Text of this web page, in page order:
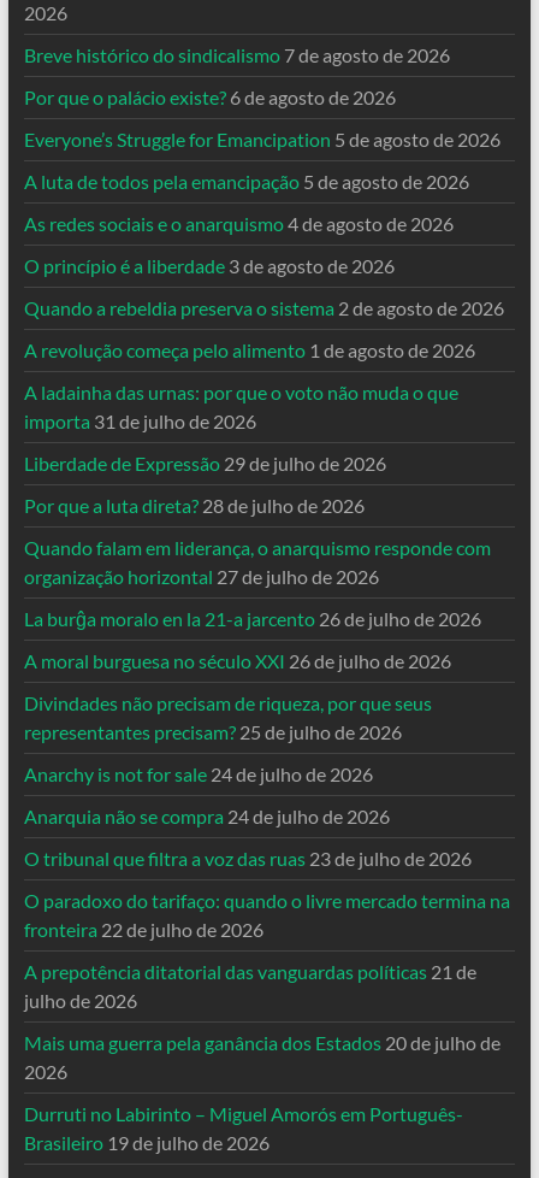
2026
Breve histórico do sindicalismo 7 de agosto de 2026
Por que o palácio existe? 6 de agosto de 2026
Everyone’s Struggle for Emancipation 5 de agosto de 2026
A luta de todos pela emancipação 5 de agosto de 2026
As redes sociais e o anarquismo4 de agosto de 2026
O princípio é a liberdade 3 de agosto de 2026
Quando a rebeldia preserva o sistema 2 de agosto de 2026
A revolução começa pelo alimento 1 de agosto de 2026
A ladainha das urnas: por que o voto não muda o que
importa 31 de julho de 2026
Liberdade de Expressão 29 de julho de 2026
Por que a luta direta? 28 de julho de 2026
Quando falam em liderança, o anarquismo responde com
organização horizontal 27 de julho de 2026
La burĝa moralo en la 21-a jarcento 26 de julho de 2026
A moral burguesa no século XXI 26 de julho de 2026
Divindades não precisam de riqueza, por que seus
representantes precisam? 25 de julho de 2026
Anarchy is not for sale 24 de julho de 2026
Anarquia não se compra 24 de julho de 2026
O tribunal que filtra a voz das ruas 23 de julho de 2026
O paradoxo do tarifaço: quando o livre mercado termina na
fronteira 22 de julho de 2026
A prepotência ditatorial das vanguardas políticas 21 de
julho de 2026
Mais uma guerra pela ganância dos Estados 20 de julho de
2026
Durruti no Labirinto – Miguel Amorós em Português-
Brasileiro 19 de julho de 2026